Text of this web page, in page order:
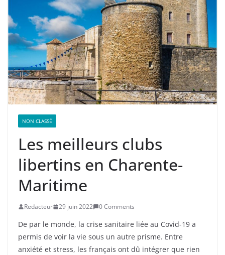
NON CLASSÉ
Les meilleurs clubs
libertins en Charente-
Maritime
Redacteur 29 juin 2022 0 Comments
De par le monde, la crise sanitaire liée au Covid-19 a
permis de voir la vie sous un autre prisme. Entre
anxiété et stress, les français ont dû intégrer que rien